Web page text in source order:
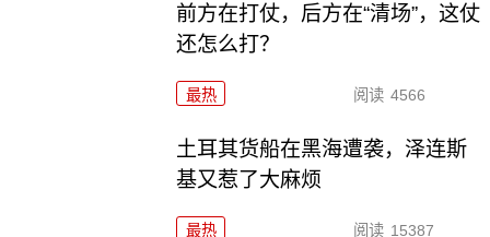
前方在打仗，后方在“清场”，这仗
还怎么打？
最热 阅读 4566
土耳其货船在黑海遭袭，泽连斯
基又惹了大麻烦
最热 阅读 15387